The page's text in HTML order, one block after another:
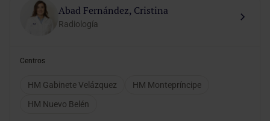
Abad Fernández, Cristina
Radiología
Centros
HM Gabinete Velázquez
HM Montepríncipe
HM Nuevo Belén